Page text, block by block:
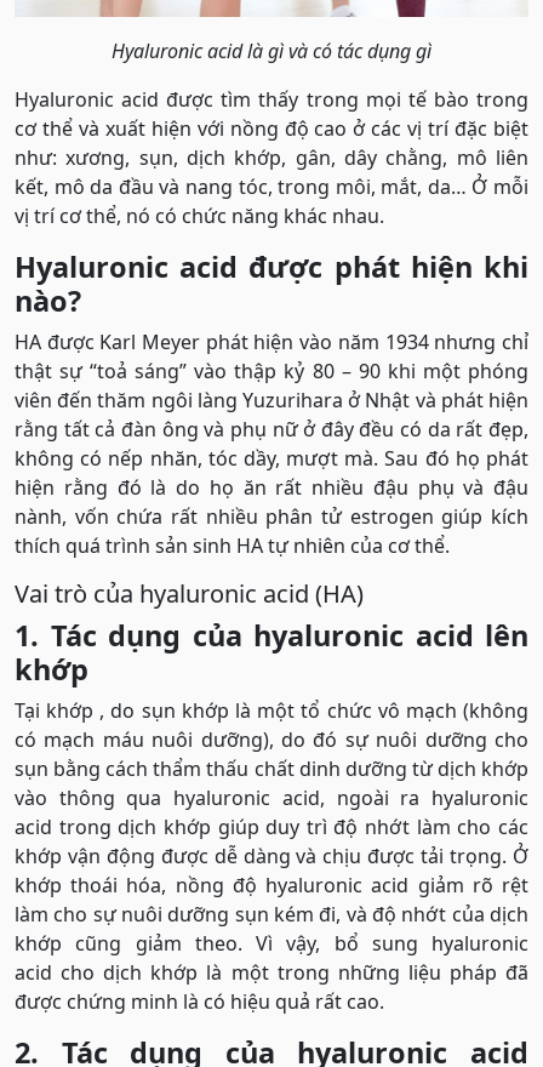
Hyaluronic acid là gì và có tác dụng gì
Hyaluronic acid được tìm thấy trong mọi tế bào trong
cơ thể và xuất hiện với nồng độ cao ở các vị trí đặc biệt
như: xương, sụn, dịch khớp, gân, dây chằng, mô liên
kết, mô da đầu và nang tóc, trong môi, mắt, da… Ở mỗi
vị trí cơ thể, nó có chức năng khác nhau.
Hyaluronic acid được phát hiện khi
nào?
HA được Karl Meyer phát hiện vào năm 1934 nhưng chỉ
thật sự “toả sáng” vào thập kỷ 80 – 90 khi một phóng
viên đến thăm ngôi làng Yuzurihara ở Nhật và phát hiện
rằng tất cả đàn ông và phụ nữ ở đây đều có da rất đẹp,
không có nếp nhăn, tóc dầy, mượt mà. Sau đó họ phát
hiện rằng đó là do họ ăn rất nhiều đậu phụ và đậu
nành, vốn chứa rất nhiều phân tử estrogen giúp kích
thích quá trình sản sinh HA tự nhiên của cơ thể.
Vai trò của hyaluronic acid (HA)
1. Tác dụng của hyaluronic acid lên
khớp
Tại khớp , do sụn khớp là một tổ chức vô mạch (không
có mạch máu nuôi dưỡng), do đó sự nuôi dưỡng cho
sụn bằng cách thẩm thấu chất dinh dưỡng từ dịch khớp
vào thông qua hyaluronic acid, ngoài ra hyaluronic
acid trong dịch khớp giúp duy trì độ nhớt làm cho các
khớp vận động được dễ dàng và chịu được tải trọng. Ở
khớp thoái hóa, nồng độ hyaluronic acid giảm rõ rệt
làm cho sự nuôi dưỡng sụn kém đi, và độ nhớt của dịch
khớp cũng giảm theo. Vì vậy, bổ sung hyaluronic
acid cho dịch khớp là một trong những liệu pháp đã
được chứng minh là có hiệu quả rất cao.
2. Tác dụng của hyaluronic acid